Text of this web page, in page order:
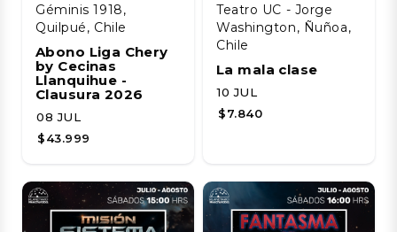
Géminis 1918,
Quilpué, Chile
Abono Liga Chery
by Cecinas
Llanquihue -
Clausura 2026
08 JUL
$43.999
Teatro UC - Jorge
Washington, Ñuñoa,
Chile
La mala clase
10 JUL
$7.840